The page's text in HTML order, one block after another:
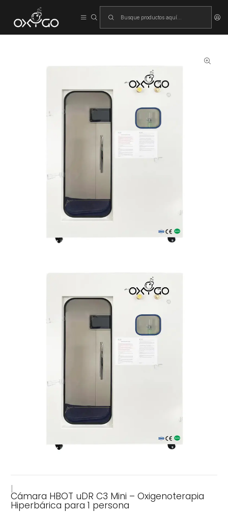
Inicio
Cámara HBOT uDR C3 Mini – Oxigenoterapia Hiperbárica para 1
persona
Cámara HBOT uDR C3 Mini – Oxigenoterapia
Hiperbárica para 1 persona